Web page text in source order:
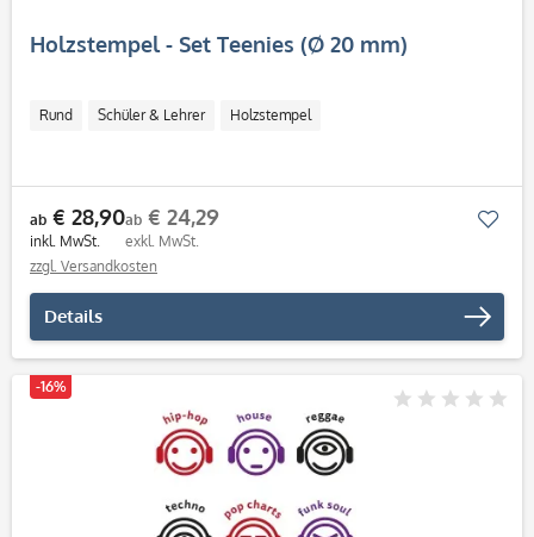
Holzstempel - Set Teenies (Ø 20 mm)
Rund Schüler & Lehrer Holzstempel
ab € 28,90
inkl. MwSt.
ab € 24,29
exkl. MwSt.
zzgl. Versandkosten
Details
-16%